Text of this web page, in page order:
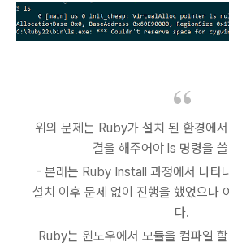
위의 문제는 Ruby가 설치 된 환경에
결을 해주어야 ls 명령을
- 본래는 Ruby Install 과정에서 나타
설치 이후 문제 없이 진행을 했었으나
다.
Ruby는 윈도우에서 모듈을 컴파일